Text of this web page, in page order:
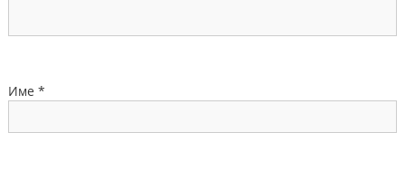
Име *